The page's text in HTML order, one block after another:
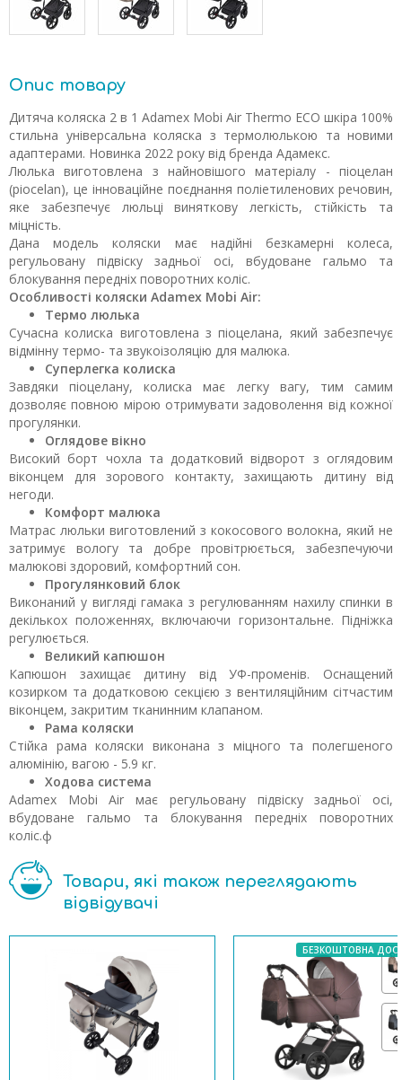
Опис товару
Дитяча коляска 2 в 1 Adamex Mobi Air Thermo ECO шкіра 100%
стильна універсальна коляска з термолюлькою та новими
адаптерами. Новинка 2022 року від бренда Адамекс.
Люлька виготовлена ​​з найновішого матеріалу - піоцелан
(piocelan), це інноваційне поєднання поліетиленових речовин,
яке забезпечує люльці виняткову легкість, стійкість та
міцність.
Дана модель коляски має надійні безкамерні колеса,
регульовану підвіску задньої осі, вбудоване гальмо та
блокування передніх поворотних коліс.
Особливості коляски Adamex Mobi Air:
Термо люлька
Сучасна колиска виготовлена ​​з піоцелана, який забезпечує
відмінну термо- та звукоізоляцію для малюка.
Суперлегка колиска
Завдяки піоцелану, колиска має легку вагу, тим самим
дозволяє повною мірою отримувати задоволення від кожної
прогулянки.
Оглядове вікно
Високий борт чохла та додатковий відворот з оглядовим
віконцем для зорового контакту, захищають дитину від
негоди.
Комфорт малюка
Матрас люльки виготовлений з кокосового волокна, який не
затримує вологу та добре провітрюється, забезпечуючи
малюкові здоровий, комфортний сон.
Прогулянковий блок
Виконаний у вигляді гамака з регулюванням нахилу спинки в
декількох положеннях, включаючи горизонтальне. Підніжка
регулюється.
Великий капюшон
Капюшон захищає дитину від УФ-променів. Оснащений
козирком та додатковою секцією з вентиляційним сітчастим
віконцем, закритим тканинним клапаном.
Рама коляски
Стійка рама коляски виконана з міцного та полегшеного
алюмінію, вагою - 5.9 кг.
Ходова система
Adamex Mobi Air має регульовану підвіску задньої осі,
вбудоване гальмо та блокування передніх поворотних
коліс.ф
Товари, які також переглядають
відвідувачі
БЕЗКОШТОВНА